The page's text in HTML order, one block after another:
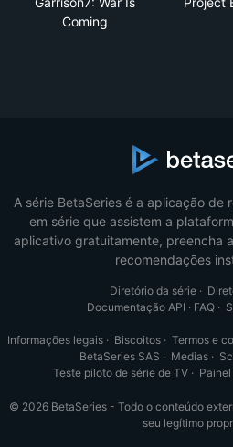
Coming
A série BetaSeries é a aplicação de
em série que assistem a
aplicativo gratuitamente, preencha
recomendações
Diretório da série ·
Documentação API · FAQ·
Informações legais · Biscoitos · Termos e
BetaSeries SAS · Medias·
Teste piloto de série de TV·
© 2026 BetaSeries - Todo o conteúdo
seu legítimo